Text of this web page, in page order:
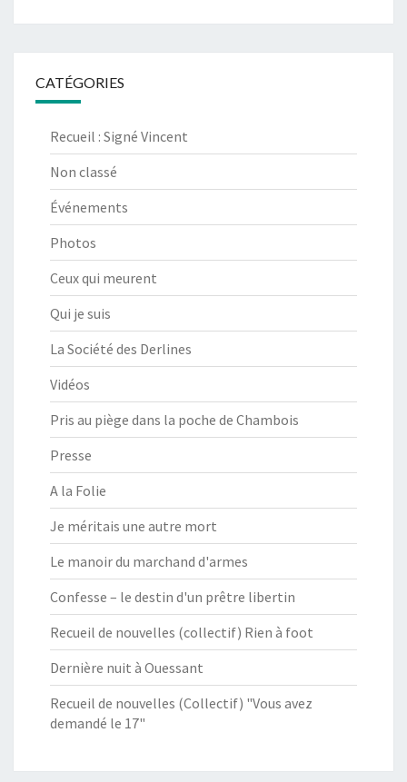
CATÉGORIES
Recueil : Signé Vincent
Non classé
Événements
Photos
Ceux qui meurent
Qui je suis
La Société des Derlines
Vidéos
Pris au piège dans la poche de Chambois
Presse
A la Folie
Je méritais une autre mort
Le manoir du marchand d'armes
Confesse – le destin d'un prêtre libertin
Recueil de nouvelles (collectif) Rien à foot
Dernière nuit à Ouessant
Recueil de nouvelles (Collectif) "Vous avez
demandé le 17"